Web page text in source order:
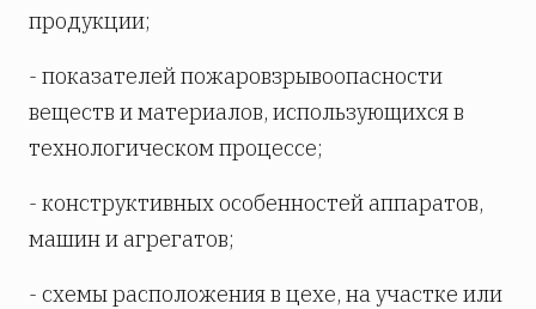
продукции;
- показателей пожаровзрывоопасности
веществ и материалов, использующихся в
технологическом процессе;
- конструктивных особенностей аппаратов,
машин и агрегатов;
- схемы расположения в цехе, на участке или